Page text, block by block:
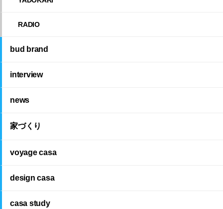
RADIO
bud brand
interview
news
家づくり
voyage casa
design casa
casa study